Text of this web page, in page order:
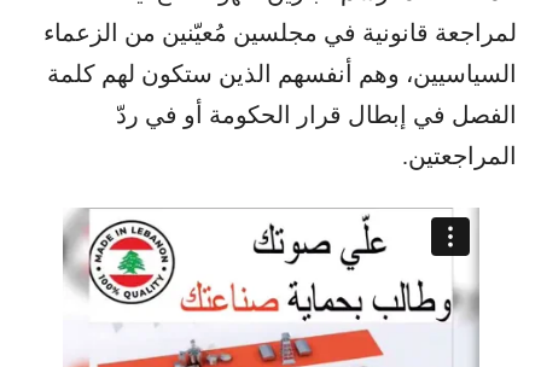
لمراجعة قانونية في مجلسين مُعيّنين من الزعماء
السياسيين، وهم أنفسهم الذين ستكون لهم كلمة
الفصل في إبطال قرار الحكومة أو في ردّ
المراجعتين.